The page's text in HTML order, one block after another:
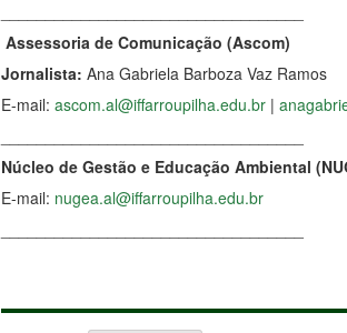
Assessoria de Comunicação (Ascom)
Jornalista: Ana Gabriela Barboza Vaz Ramos
E-mail: ascom.al@iffarroupilha.edu.br |
Núcleo de Gestão e Educação Ambiental
E-mail: nugea.al@iffarroupilha.edu.br